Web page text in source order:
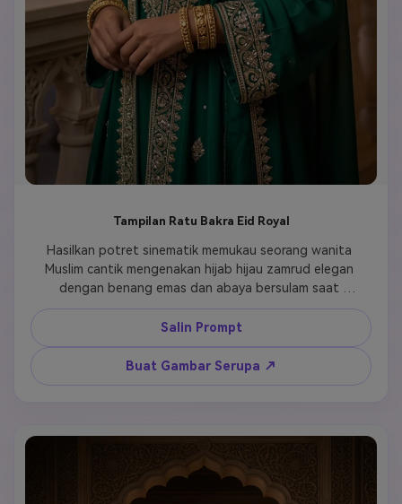
Tampilan Ratu Bakra Eid Royal
Hasilkan potret sinematik memukau seorang wanita
Muslim cantik mengenakan hijab hijau zamrud elegan
dengan benang emas dan abaya bersulam saat
perayaan Eid Mubarak, latar belakang cahaya bulan
bercahaya menciptakan cahaya ethereal, lentera
tradisional bercahaya membingkai komposisi,
perhiasan pernyataan elegan dengan mutiara dan
zamrud menangkap cahaya, fitur wajah detail
pencahayaan ambient emas lembut, nada dan
editorial gaya Vogue dengan styling sempurna,
gradasi warna sinematik menekankan nada zamrud
Salin Prompt
Buat Gambar Serupa ↗